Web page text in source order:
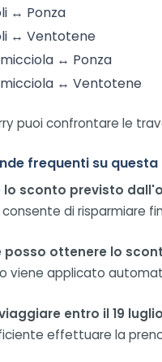
↔ Ponza
↔ Ventotene
↔ Ponza
↔ Ventotene
puoi confrontare le
frequenti su
lo sconto previsto
di risparmiare
posso ottenere lo
viene applicato
entro il 19
effettuare la